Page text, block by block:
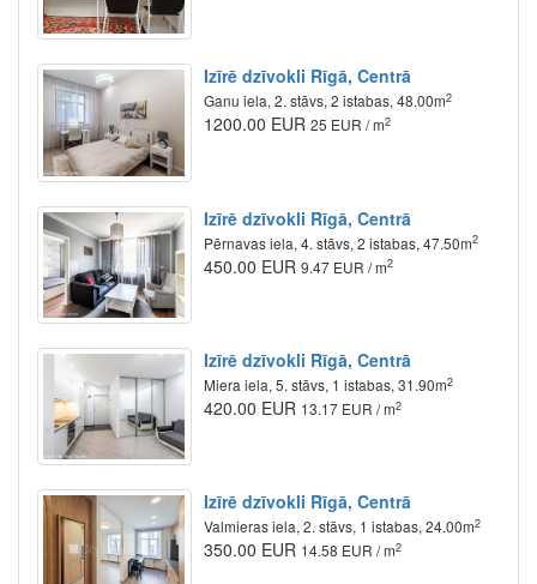
Izīrē dzīvokli Rīgā, Centrā
Ganu iela, 2. stāvs, 2 istabas, 48.00m2
1200.00 EUR 25 EUR / m2
Izīrē dzīvokli Rīgā, Centrā
Pērnavas iela, 4. stāvs, 2 istabas, 47.50m2
450.00 EUR 9.47 EUR / m2
Izīrē dzīvokli Rīgā, Centrā
Miera iela, 5. stāvs, 1 istabas, 31.90m2
420.00 EUR 13.17 EUR / m2
Izīrē dzīvokli Rīgā, Centrā
Valmieras iela, 2. stāvs, 1 istabas, 24.00m2
350.00 EUR 14.58 EUR / m2